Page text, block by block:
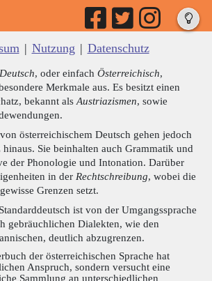
| Nutzung | Datenschutz
, oder einfach Österreichisch,
Merkmale aus. Es besitzt einen
bekannt als Austriazismen, sowie
österreichischem Deutsch gehen jedoch
hinaus. Sie beinhalten auch Grammatik und
der Phonologie und Intonation. Darüber
in der Rechtschreibung, wobei die
Grenzen setzt.
ist von der Umgangssprache
gebräuchlichen Dialekten, wie den
deutlich abzugrenzen.
der österreichischen Sprache hat
Anspruch, sondern versucht eine
Sammlung an unterschiedlichen